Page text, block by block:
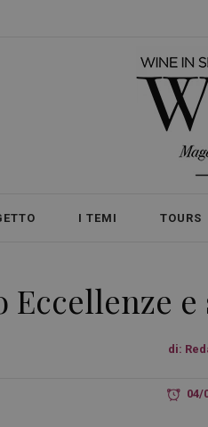
I TEMI TOURS
Eccellenze
di:
04/